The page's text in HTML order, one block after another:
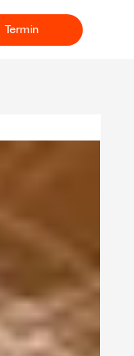
Termin